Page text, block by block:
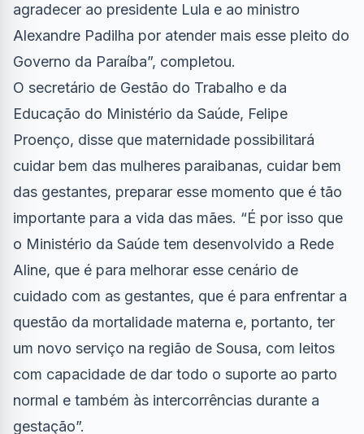
agradecer ao presidente Lula e ao ministro
Alexandre Padilha por atender mais esse pleito do
Governo da Paraíba”, completou.
O secretário de Gestão do Trabalho e da
Educação do Ministério da Saúde, Felipe
Proenço, disse que maternidade possibilitará
cuidar bem das mulheres paraibanas, cuidar bem
das gestantes, preparar esse momento que é tão
importante para a vida das mães. “É por isso que
o Ministério da Saúde tem desenvolvido a Rede
Aline, que é para melhorar esse cenário de
cuidado com as gestantes, que é para enfrentar a
questão da mortalidade materna e, portanto, ter
um novo serviço na região de Sousa, com leitos
com capacidade de dar todo o suporte ao parto
normal e também às intercorrências durante a
gestação”.